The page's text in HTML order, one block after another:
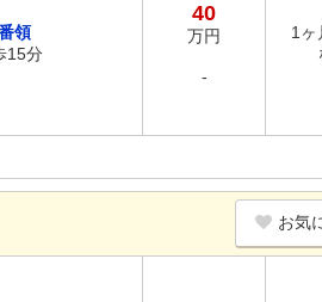
領
15分
40
万円
-
1ヶ
お気